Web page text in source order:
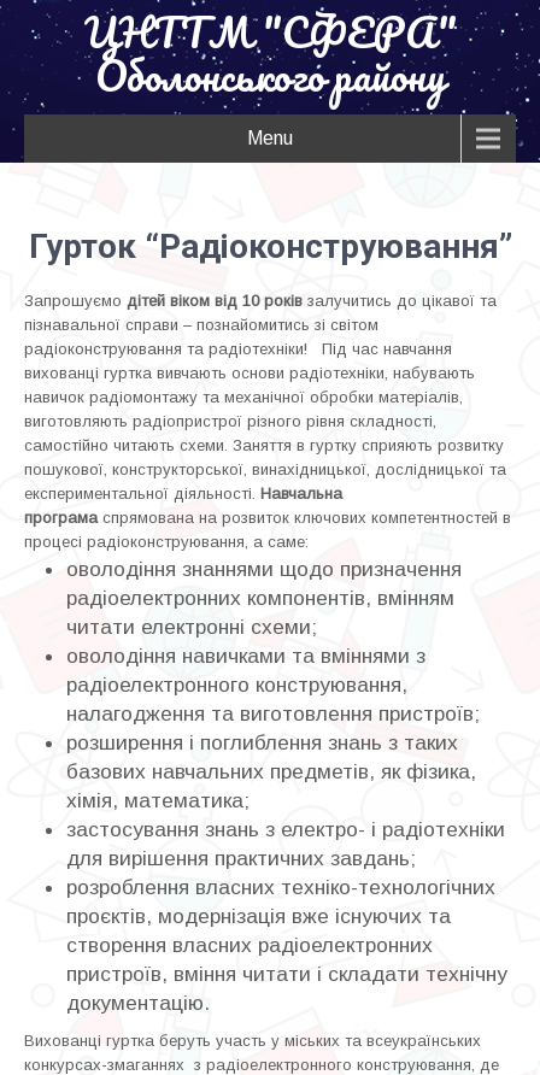
ЦНТТМ "СФЕРА"
Оболонського району
Menu
Гурток “Радіоконструювання”
Запрошуємо дітей віком від 10 років залучитись до цікавої та
пізнавальної справи – познайомитись зі світом
радіоконструювання та радіотехніки! Під час навчання
вихованці гуртка вивчають основи радіотехніки, набувають
навичок радіомонтажу та механічної обробки матеріалів,
виготовляють радіопристрої різного рівня складності,
самостійно читають схеми. Заняття в гуртку сприяють розвитку
пошукової, конструкторської, винахідницької, дослідницької та
експериментальної діяльності. Навчальна
програмаспрямована на розвиток ключових компетентностей в
процесі радіоконструювання, а саме:
оволодіння знаннями щодо призначення
радіоелектронних компонентів, вмінням
читати електронні схеми;
оволодіння навичками та вміннями з
радіоелектронного конструювання,
налагодження та виготовлення пристроїв;
розширення і поглиблення знань з таких
базових навчальних предметів, як фізика,
хімія, математика;
застосування знань з електро- і радіотехніки
для вирішення практичних завдань;
розроблення власних техніко-технологічних
проєктів, модернізація вже існуючих та
створення власних радіоелектронних
пристроїв, вміння читати і складати технічну
документацію.
Вихованці гуртка беруть участь у міських та всеукраїнських
конкурсах-змаганнях з радіоелектронного конструювання, де